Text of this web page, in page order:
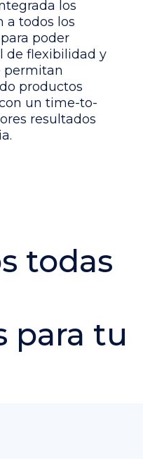
los
a todos los
poder
de flexibilidad y
permitan
productos
un time-to-
resultados
todas
para tu